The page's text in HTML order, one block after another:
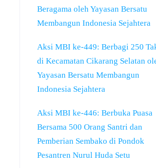
Beragama oleh Yayasan Bersatu
Membangun Indonesia Sejahtera
Aksi MBI ke-449: Berbagi 250
di Kecamatan Cikarang Selatan
Yayasan Bersatu Membangun
Indonesia Sejahtera
Aksi MBI ke-446: Berbuka Puasa
Bersama 500 Orang Santri dan
Pemberian Sembako di Pondok
Pesantren Nurul Huda Setu